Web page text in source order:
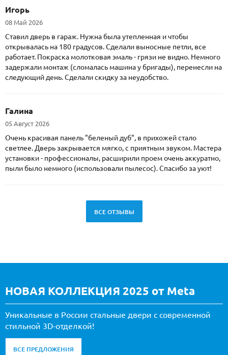
Игорь
08 Май 2026
Ставил дверь в гараж. Нужна была утепленная и чтобы
открывалась на 180 градусов. Сделали выносные петли, все
работает. Покраска молотковая эмаль - грязи не видно. Немного
задержали монтаж (сломалась машина у бригады), перенесли на
следующий день. Сделали скидку за неудобство.
Галина
05 Август 2026
Очень красивая панель "беленый дуб", в прихожей стало
светлее. Дверь закрывается мягко, с приятным звуком. Мастера
установки - профессионалы, расширили проем очень аккуратно,
пыли было немного (использовали пылесос). Спасибо за уют!
ВСЕ ОТЗЫВЫ
НОВАЯ КОЛЛЕКЦИЯ 2025 от Meta
Уникальные в России стальные двери с современной
стильной 3D-отделкой!
ВСЕ ПРЕДЛОЖЕНИЯ